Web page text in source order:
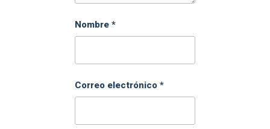
Nombre *
Correo electrónico *